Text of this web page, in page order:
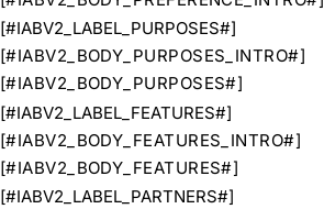
[#IABV2_LABEL_PURPOSES#]
[#IABV2_BODY_PURPOSES_INTRO#]
[#IABV2_BODY_PURPOSES#]
[#IABV2_LABEL_FEATURES#]
[#IABV2_BODY_FEATURES_INTRO#]
[#IABV2_BODY_FEATURES#]
[#IABV2_LABEL_PARTNERS#]